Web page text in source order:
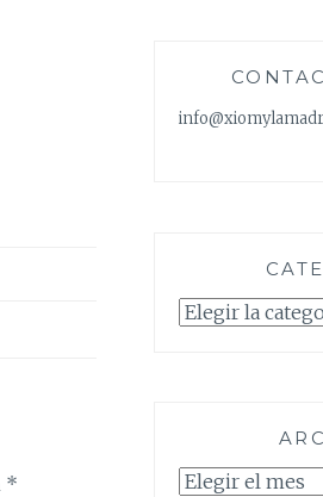
*
Categorías
Archivos